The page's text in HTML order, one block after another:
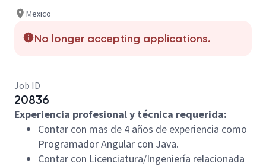
Mexico
No longer accepting applications.
Job ID
20836
Experiencia profesional y técnica requerida:
Contar con mas de 4 años de experiencia como
Programador Angular con Java.
Contar con Licenciatura/Ingeniería relacionada